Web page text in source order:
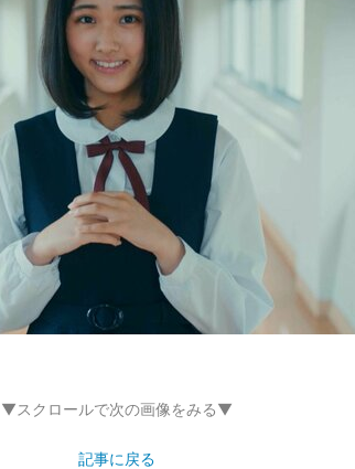
▼スクロールで次の画像をみる▼
記事に戻る